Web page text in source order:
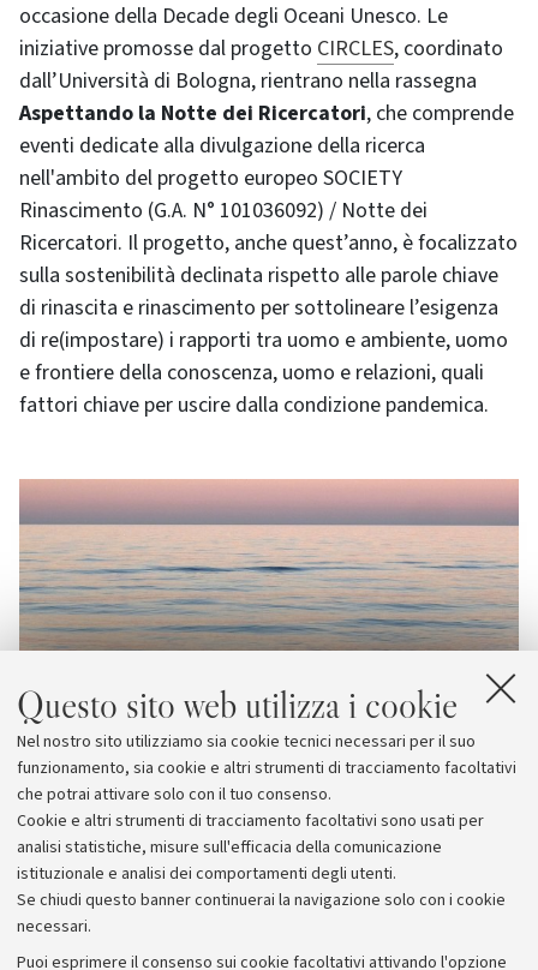
Questo sito web utilizza i cookie
Nel nostro sito utilizziamo sia cookie tecnici necessari per il suo
funzionamento, sia cookie e altri strumenti di tracciamento facoltativi
che potrai attivare solo con il tuo consenso.
Cookie e altri strumenti di tracciamento facoltativi sono usati per
analisi statistiche, misure sull'efficacia della comunicazione
istituzionale e analisi dei comportamenti degli utenti.
Se chiudi questo banner continuerai la navigazione solo con i cookie
necessari.
Puoi esprimere il consenso sui cookie facoltativi attivando l'opzione
occasione della Decade degli Oceani Unesco. Le
iniziative promosse dal progetto CIRCLES, coordinato
dall’Università di Bologna, rientrano nella rassegna
Aspettando la Notte dei Ricercatori, che comprende
eventi dedicate alla divulgazione della ricerca
nell'ambito del progetto europeo SOCIETY
Rinascimento (G.A. N° 101036092) / Notte dei
Ricercatori. Il progetto, anche quest’anno, è focalizzato
sulla sostenibilità declinata rispetto alle parole chiave
di rinascita e rinascimento per sottolineare l’esigenza
di re(impostare) i rapporti tra uomo e ambiente, uomo
e frontiere della conoscenza, uomo e relazioni, quali
fattori chiave per uscire dalla condizione pandemica.
Archivio